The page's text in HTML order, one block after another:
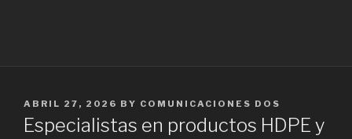
POSTED
ON
ABRIL 27, 2026 BY COMUNICACIONES DOS
Especialistas en productos HDPE y